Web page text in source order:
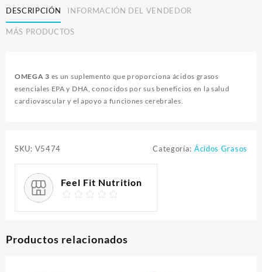
DESCRIPCIÓN INFORMACIÓN DEL VENDEDOR
MÁS PRODUCTOS
OMEGA 3 es un suplemento que proporciona ácidos grasos
esenciales EPA y DHA, conocidos por sus beneficios en la salud
cardiovascular y el apoyo a funciones cerebrales.
SKU: V5474 Categoría: Ácidos Grasos
Feel Fit Nutrition
Productos relacionados